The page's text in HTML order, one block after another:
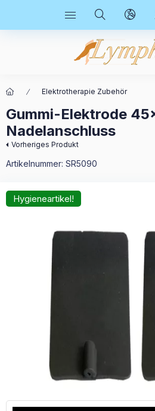
Elektrotherapie Zubehör
Gummi-Elektrode
Nadelanschluss
Vorheriges Produkt
Artikelnummer: SR5090
Hygieneartikel!